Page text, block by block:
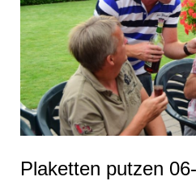
Plaketten putzen